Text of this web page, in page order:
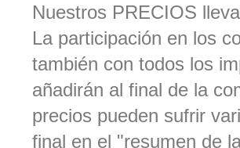
Nuestros PRECIOS
La participación en los
también con todos los
añadirán al final de la
precios pueden sufrir
final en el "resumen de